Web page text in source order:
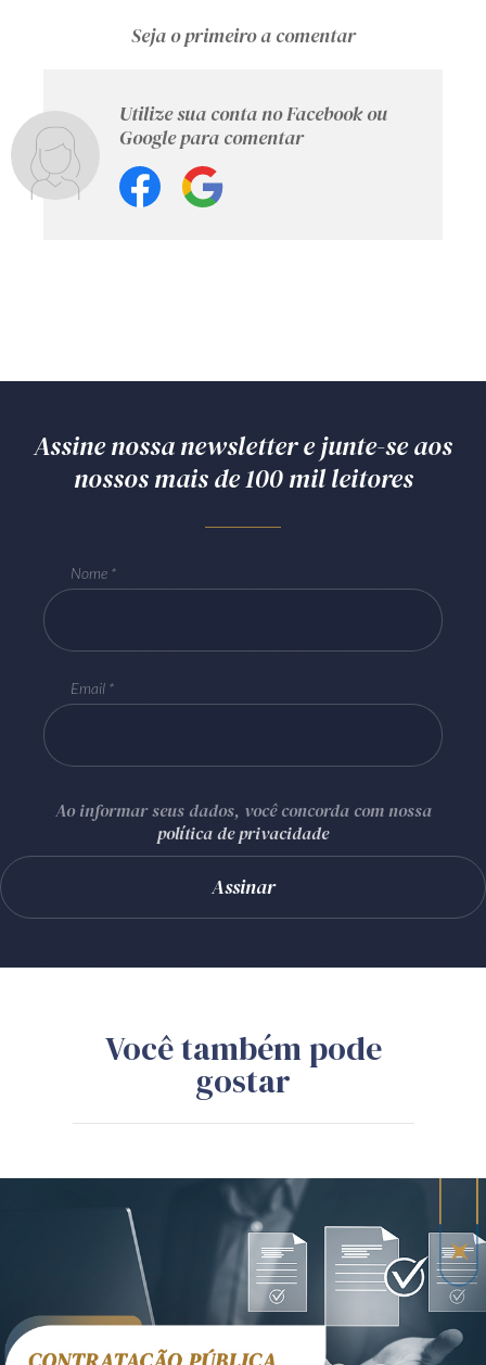
Seja o primeiro a comentar
Utilize sua conta no Facebook ou
Google para comentar
Assine nossa newsletter e junte-se aos
nossos mais de 100 mil leitores
Nome
Email
Ao informar seus dados, você concorda com nossa
política de privacidade
Você também pode
gostar